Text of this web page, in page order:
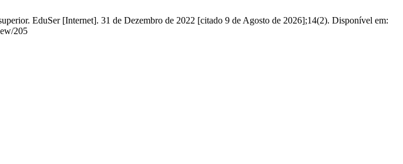
EduSer [Internet]. 31 de Dezembro de 2022 [citado 9 de Agosto de 2026];14(2). Disponível em:
205